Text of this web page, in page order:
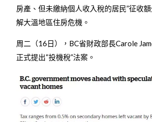
房產、但未繳納個人收入稅的居民”征收
解大溫地區住房危機。
周二（16日），BC省財政部長Carole
正式提出“投機稅”法案。